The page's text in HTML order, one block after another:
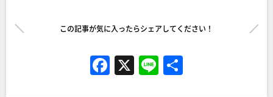
この記事が気に入ったらシェアしてください！
F
a
X Li
n